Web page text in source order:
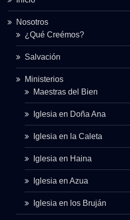
Nosotros
¿Qué Creémos?
Salvación
Ministerios
Maestras del Bien
Iglesia en Doña Ana
Iglesia en la Caleta
Iglesia en Haina
Iglesia en Azua
Iglesia en los Bruján